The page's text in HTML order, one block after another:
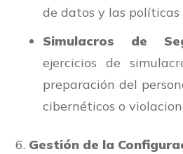
de datos y las
Simulacros de
ejercicios de
preparación del
cibernéticos o
Gestión de la